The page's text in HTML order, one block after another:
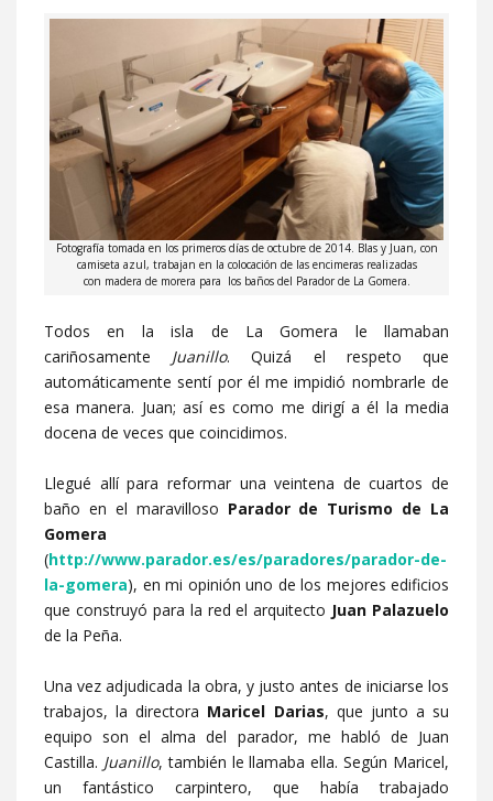
Fotografía tomada en los primeros días de octubre de 2014. Blas y Juan, con
camiseta azul, trabajan en la colocación de las encimeras realizadas
con madera de morera para los baños del Parador de La Gomera.
Todos en la isla de La Gomera le llamaban
cariñosamente Juanillo. Quizá el respeto que
automáticamente sentí por él me impidió nombrarle de
esa manera. Juan; así es como me dirigí a él la media
docena de veces que coincidimos.
Llegué allí para reformar una veintena de cuartos de
baño en el maravilloso Parador de Turismo de La
Gomera
(http://www.parador.es/es/paradores/parador-de-
la-gomera), en mi opinión uno de los mejores edificios
que construyó para la red el arquitecto Juan Palazuelo
de la Peña.
Una vez adjudicada la obra, y justo antes de iniciarse los
trabajos, la directora Maricel Darias, que junto a su
equipo son el alma del parador, me habló de Juan
Castilla. Juanillo, también le llamaba ella. Según Maricel,
un fantástico carpintero, que había trabajado